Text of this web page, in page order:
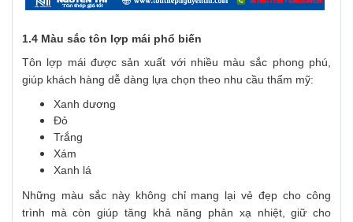
1.4 Màu sắc tôn lợp mái phổ biến
Tôn lợp mái được sản xuất với nhiều màu sắc phong phú,
giúp khách hàng dễ dàng lựa chọn theo nhu cầu thẩm mỹ:
Xanh dương
Đỏ
Trắng
Xám
Xanh lá
Những màu sắc này không chỉ mang lại vẻ đẹp cho công
trình mà còn giúp tăng khả năng phản xạ nhiệt, giữ cho